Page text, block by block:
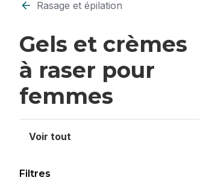
Rasage et épilation
Gels et crèmes
à raser pour
femmes
Voir tout
Filtres